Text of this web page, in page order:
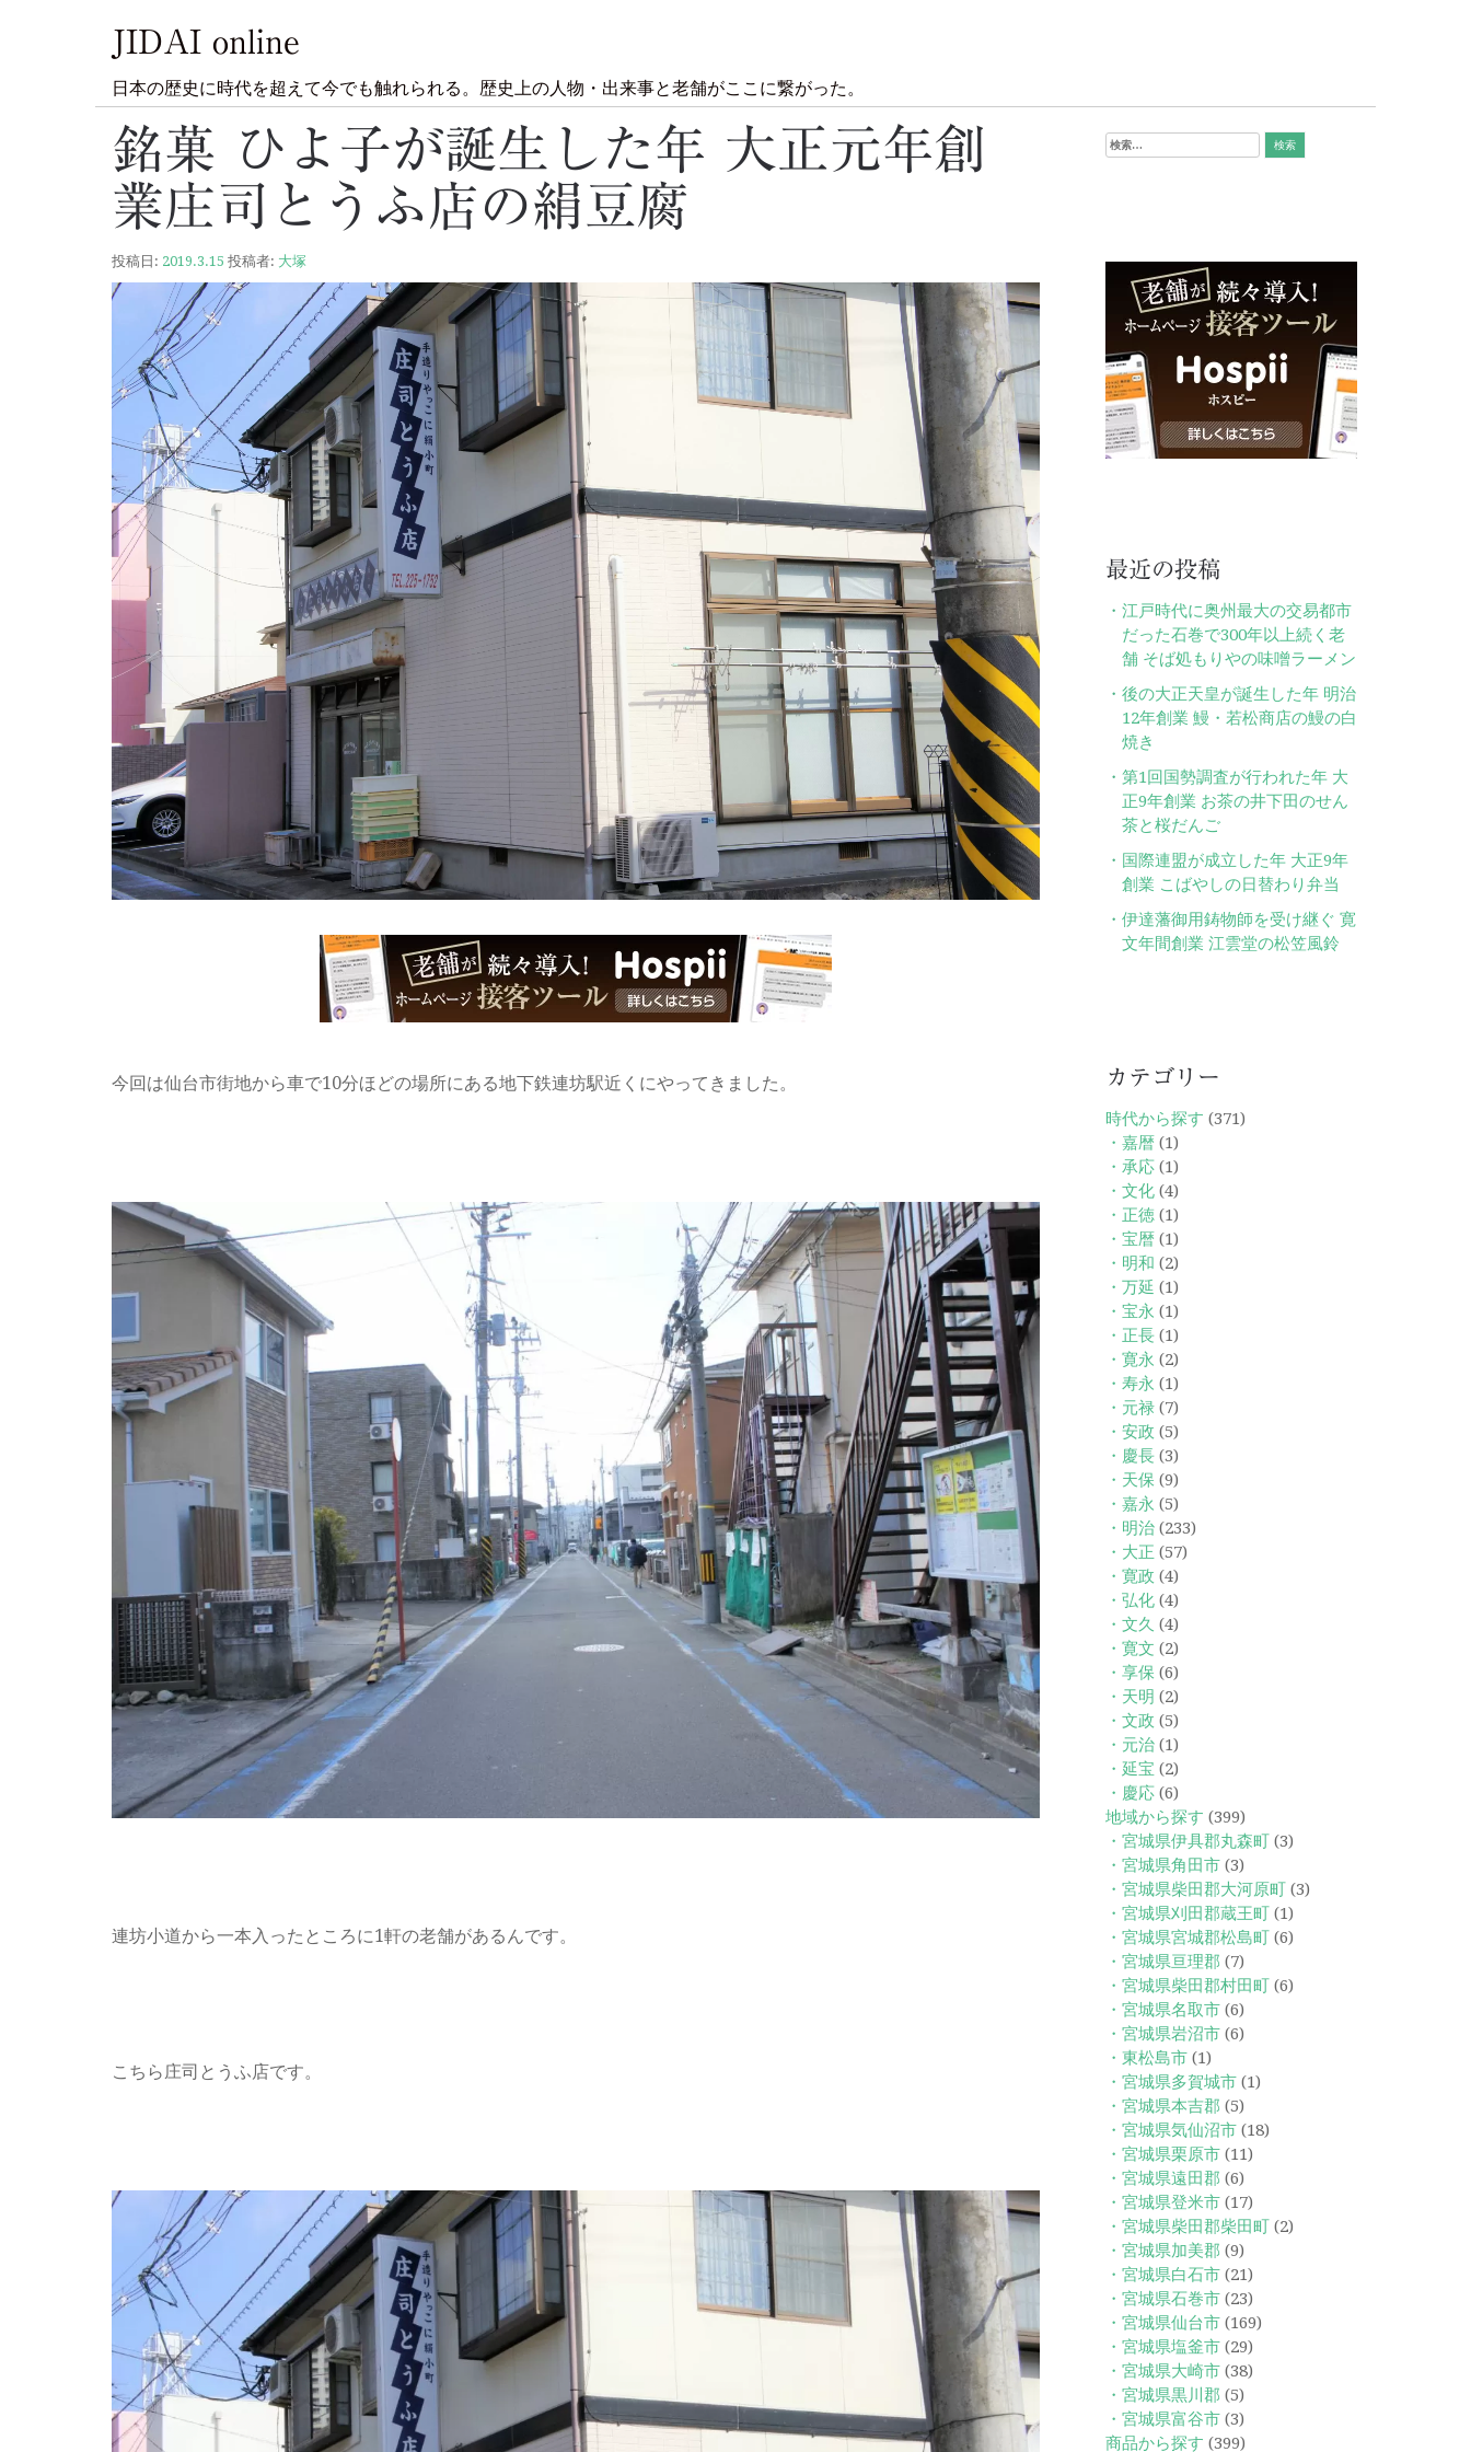
JIDAI online
日本の歴史に時代を超えて今でも触れられる。歴史上の人物・出来事と老舗がここに繋がった。
銘菓 ひよ子が誕生した年 大正元年創
業庄司とうふ店の絹豆腐
投稿日: 2019.3.15 投稿者: 大塚
今回は仙台市街地から車で10分ほどの場所にある地下鉄連坊駅近くにやってきました。
連坊小道から一本入ったところに1軒の老舗があるんです。
こちら庄司とうふ店です。
検
最近の投稿
江戸時代に奥州最大の交易都市
だった石巻で300年以上続く老
舗 そば処もりやの味噌ラーメン
後の大正天皇が誕生した年 明治
12年創業 鰻・若松商店の鰻の白
焼き
第1回国勢調査が行われた年 大
正9年創業 お茶の井下田のせん
茶と桜だんご
国際連盟が成立した年 大正9年
創業 こばやしの日替わり弁当
伊達藩御用鋳物師を受け継ぐ 寛
文年間創業 江雲堂の松笠風鈴
カテゴリー
時代から探す (371)
・嘉暦(1)
・承応(1)
・文化(4)
・正徳(1)
・宝暦(1)
・明和 (2)
・万延 (1)
・宝永 (1)
・正長(1)
・寛永 (2)
・寿永 (1)
・元禄(7)
・安政 (5)
・慶長(3)
・天保 (9)
・嘉永 (5)
・明治(233)
・大正 (57)
・寛政 (4)
・弘化(4)
・文久 (4)
・寛文 (2)
・享保 (6)
・天明 (2)
・文政 (5)
・元治(1)
・延宝 (2)
・慶応(6)
地域から探す (399)
・宮城県伊具郡丸森町(3)
・宮城県角田市(3)
・宮城県柴田郡大河原町(3)
・宮城県刈田郡蔵王町(1)
・宮城県宮城郡松島町(6)
・宮城県亘理郡 (7)
・宮城県柴田郡村田町(6)
・宮城県名取市(6)
・宮城県岩沼市(6)
・東松島市(1)
・宮城県多賀城市(1)
・宮城県本吉郡 (5)
・宮城県気仙沼市(18)
・宮城県栗原市(11)
・宮城県遠田郡 (6)
・宮城県登米市(17)
・宮城県柴田郡柴田町(2)
・宮城県加美郡 (9)
・宮城県白石市(21)
・宮城県石巻市(23)
・宮城県仙台市(169)
・宮城県塩釜市(29)
・宮城県大崎市(38)
・宮城県黒川郡 (5)
・宮城県富谷市(3)
商品から探す (399)